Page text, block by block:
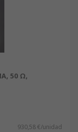
50 Ω,
930,58 €/unidad